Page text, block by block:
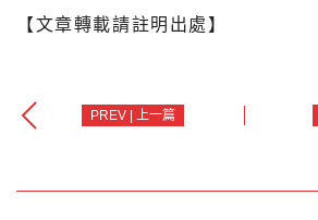
【文章轉載請註明出處】
PREV | 上一篇